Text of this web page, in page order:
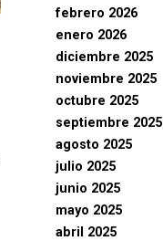
febrero 2026
enero 2026
diciembre 2025
noviembre 2025
octubre 2025
septiembre 2025
agosto 2025
julio 2025
junio 2025
mayo 2025
abril 2025